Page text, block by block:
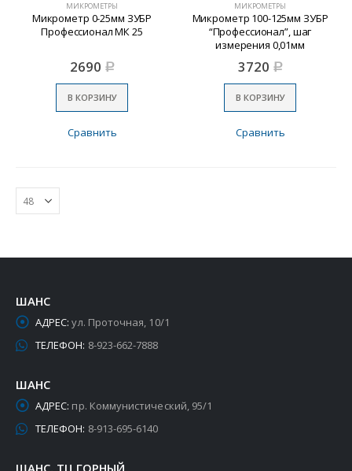
МИКРОМЕТРЫ
Микрометр 0-25мм ЗУБР
Профессионал МК 25
2690 Р
В КОРЗИНУ
Сравнить
МИКРОМЕТРЫ
Микрометр 100-125мм ЗУБР
“Профессионал”, шаг
измерения 0,01мм
3720 Р
В КОРЗИНУ
Сравнить
ШАНС
АДРЕС: ул. Проточная, 10/1
ТЕЛЕФОН: 8-923-662-7888
ШАНС
АДРЕС: пр. Коммунистический, 95/1
ТЕЛЕФОН: 8-913-695-6140
ШАНС, ТЦ ГОРНЫЙ